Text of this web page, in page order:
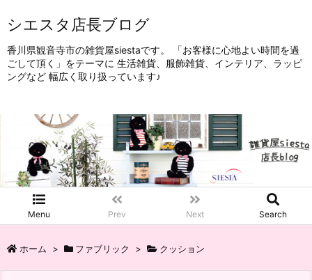
シエスタ店長ブログ
香川県観音寺市の雑貨屋siestaです。 「お客様に心地よい時間を過
ごして頂く」をテーマに 生活雑貨、服飾雑貨、インテリア、ラッピ
ングなど 幅広く取り扱っています♪
Menu Prev Next Search
ホーム > ファブリック > クッション